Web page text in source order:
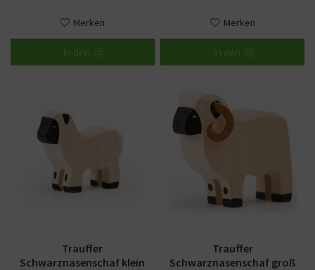
Merken
In den
Merken
In den
Trauffer
Schwarznasenschaf klein
Trauffer
Schwarznasenschaf groß